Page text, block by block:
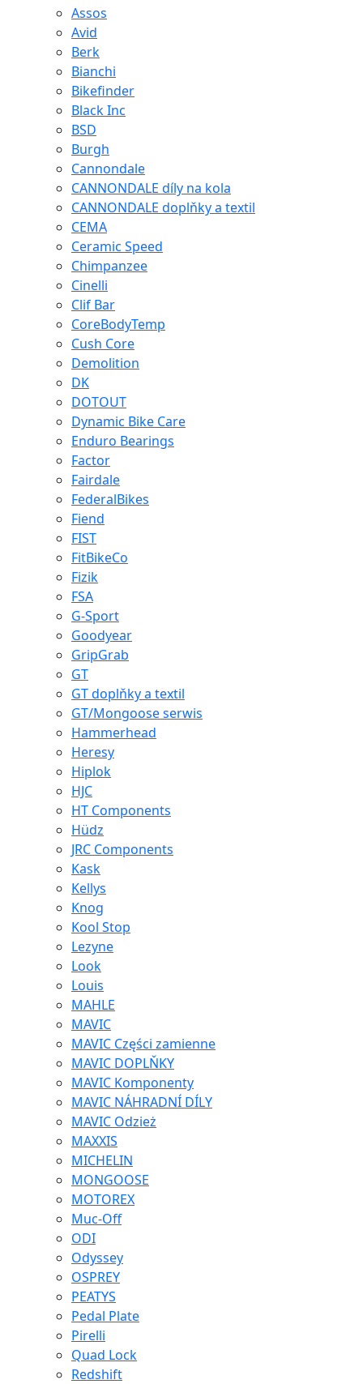
Assos
Avid
Berk
Bianchi
Bikefinder
Black Inc
BSD
Burgh
Cannondale
CANNONDALE díly na kola
CANNONDALE doplňky a textil
CEMA
Ceramic Speed
Chimpanzee
Cinelli
Clif Bar
CoreBodyTemp
Cush Core
Demolition
DK
DOTOUT
Dynamic Bike Care
Enduro Bearings
Factor
Fairdale
FederalBikes
Fiend
FIST
FitBikeCo
Fizik
FSA
G-Sport
Goodyear
GripGrab
GT
GT doplňky a textil
GT/Mongoose serwis
Hammerhead
Heresy
Hiplok
HJC
HT Components
Hüdz
JRC Components
Kask
Kellys
Knog
Kool Stop
Lezyne
Look
Louis
MAHLE
MAVIC
MAVIC Części zamienne
MAVIC DOPLŇKY
MAVIC Komponenty
MAVIC NÁHRADNÍ DÍLY
MAVIC Odzież
MAXXIS
MICHELIN
MONGOOSE
MOTOREX
Muc-Off
ODI
Odyssey
OSPREY
PEATYS
Pedal Plate
Pirelli
Quad Lock
Redshift